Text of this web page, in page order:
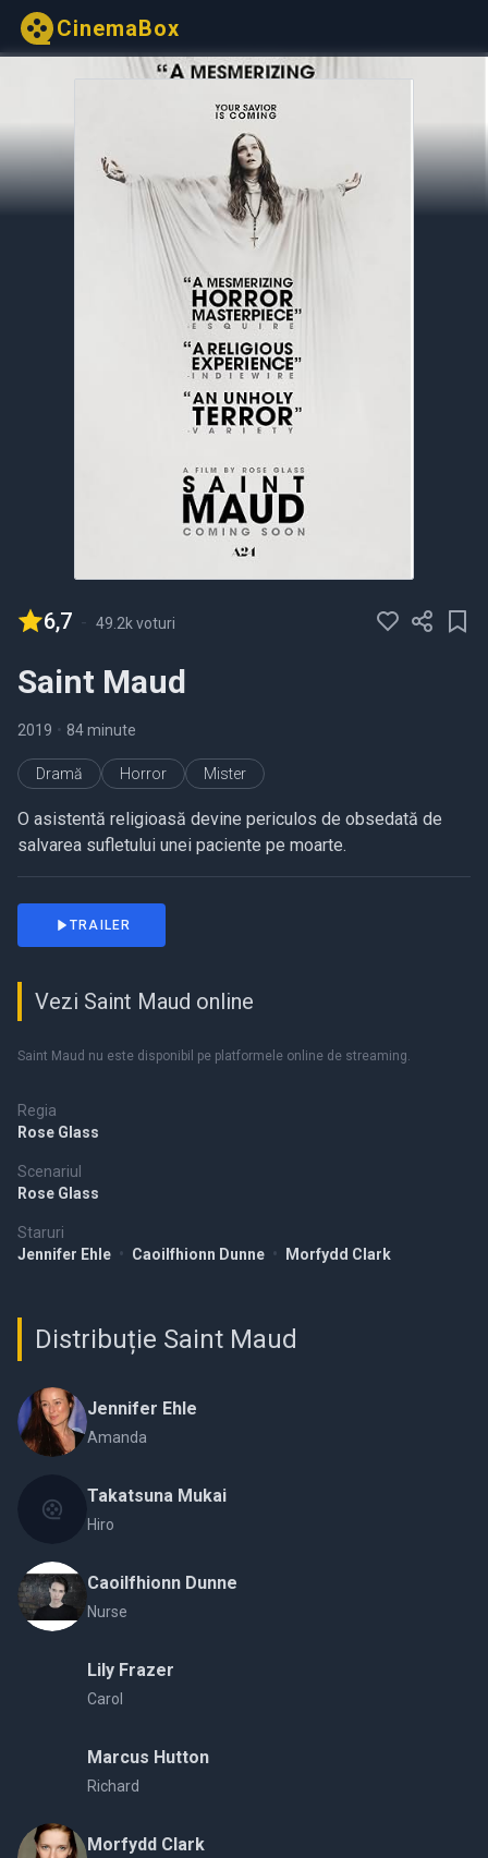
CinemaBox
6,7 - 49.2k voturi
Saint Maud
2019 • 84 minute
Dramă Horror Mister
O asistentă religioasă devine periculos de obsedată de
salvarea sufletului unei paciente pe moarte.
Regia
Rose Glass
Scenariul
Rose Glass
Staruri
Jennifer Ehle • Caoilfhionn Dunne • Morfydd Clark
TRAILER
Vezi Saint Maud online
Saint Maud nu este disponibil pe platformele online de streaming.
Distribuție Saint Maud
Jennifer Ehle
Amanda
Takatsuna Mukai
Hiro
Caoilfhionn Dunne
Nurse
Lily Frazer
Carol
Marcus Hutton
Richard
Morfydd Clark